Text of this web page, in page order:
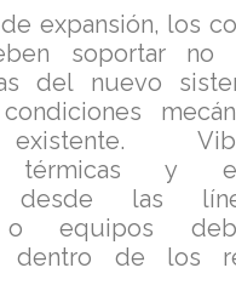
expansión, los
soportar no
del nuevo
térmicas y
desde las
o equipos
dentro de los